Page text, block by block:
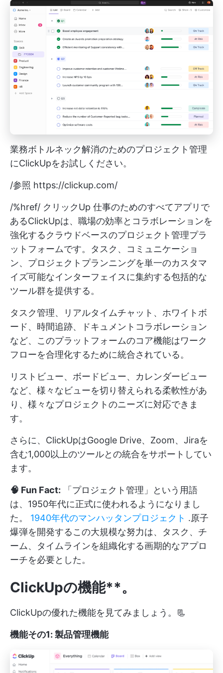
業務ボトルネック解消のためのプロジェクト管理
にClickUpをお試しください。
/参照 https://clickup.com/
/%href/ クリックUp 仕事のためのすべてアプリで
あるClickUpは、職場の効率とコラボレーションを
強化するクラウドベースのプロジェクト管理プラ
ットフォームです。タスク、コミュニケーショ
ン、プロジェクトプランニングを単一のカスタマ
イズ可能なインターフェイスに集約する包括的な
ツール群を提供する。
タスク管理、リアルタイムチャット、ホワイトボ
ード、時間追跡、ドキュメントコラボレーション
など、このプラットフォームのコア機能はワーク
フローを合理化するために統合されている。
リストビュー、ボードビュー、カレンダービュー
など、様々なビューを切り替えられる柔軟性があ
り、様々なプロジェクトのニーズに対応できま
す。
さらに、ClickUpはGoogle Drive、Zoom、Jiraを
含む1,000以上のツールとの統合をサポートしてい
ます。
🧠 Fun Fact: 「プロジェクト管理」という用語
は、1950年代に正式に使われるようになりまし
た。 1940年代のマンハッタンプロジェクト .原子
爆弾を開発するこの大規模な努力は、タスク、チ
ーム、タイムラインを組織化する画期的なアプロ
ーチを必要とした。
ClickUpの機能**。
ClickUpの優れた機能を見てみましょう。📃
機能その1: 製品管理機能